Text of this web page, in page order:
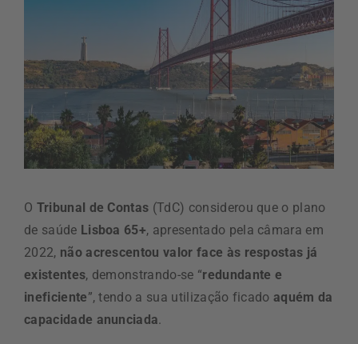
O Tribunal de Contas (TdC) considerou que o plano
de saúde Lisboa 65+, apresentado pela câmara em
2022, não acrescentou valor face às respostas já
existentes, demonstrando-se “redundante e
ineficiente”, tendo a sua utilização ficadoaquém da
capacidade anunciada.